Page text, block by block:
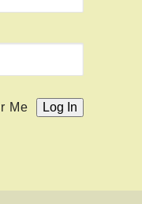
Me